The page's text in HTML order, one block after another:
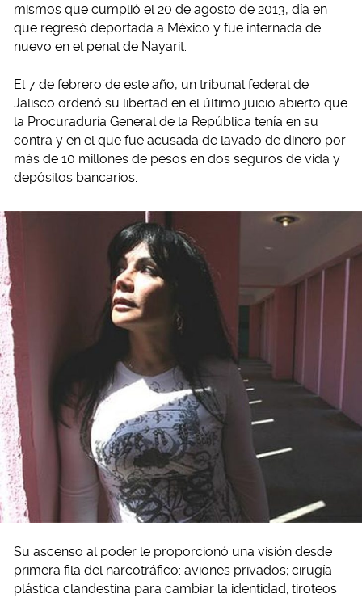
mismos que cumplió el 20 de agosto de 2013, día en
que regresó deportada a México y fue internada de
nuevo en el penal de Nayarit.
El 7 de febrero de este año, un tribunal federal de
Jalisco ordenó su libertad en el último juicio abierto que
la Procuraduría General de la República tenía en su
contra y en el que fue acusada de lavado de dinero por
más de 10 millones de pesos en dos seguros de vida y
depósitos bancarios.
Su ascenso al poder le proporcionó una visión desde
primera fila del narcotráfico: aviones privados; cirugía
plástica clandestina para cambiar la identidad; tiroteos